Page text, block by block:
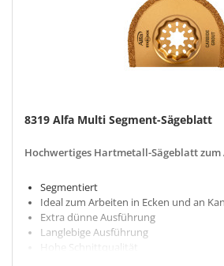
8319 Alfa Multi Segment-Sägeblatt
Hochwertiges Hartmetall-Sägeblatt zum
Segmentiert
Ideal zum Arbeiten in Ecken und an
Extra dünne Ausführung
Langlebige Ausführung
Hohe Schnittqualität